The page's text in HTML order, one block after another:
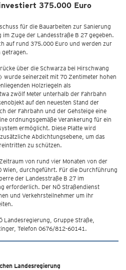
375.000 Euro
für die Bauarbeiten zur Sanierung
Zuge der Landesstraße B 27 gegeben.
auf rund 375.000 Euro und werden zur
getragen.
über die Schwarza bei Hirschwang
wurde seinerzeit mit 70 Zentimeter hohen
Holzriegeln als
zwölf Meter unterhalb der Fahrbahn
auf den neuesten Stand der
der Fahrbahn und der Gehsteige eine
ordnungsgemäße Verankerung für ein
ermöglicht. Diese Platte wird
Abdichtungsebene, um das
zu schützen.
von rund vier Monaten von der
Wien, durchgeführt. Für die Durchführung
der Landesstraße B 27 im
erforderlich. Der NÖ Straßendienst
und Verkehrsteilnehmer um ihr
Landesregierung, Gruppe Straße,
Telefon 0676/812-60141.
Landesregierung